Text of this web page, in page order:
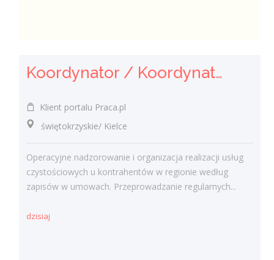
Koordynator / Koordynatorka Usług Serwisowych i Zespołów Terenowych
Klient portalu Praca.pl
świętokrzyskie/ Kielce
Operacyjne nadzorowanie i organizacja realizacji usług
czystościowych u kontrahentów w regionie według
zapisów w umowach. Przeprowadzanie regularnych...
dzisiaj